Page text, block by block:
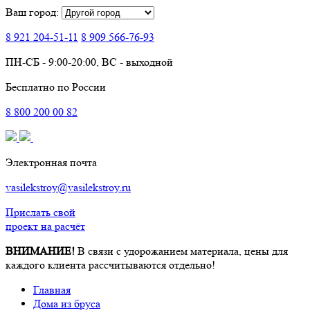
Ваш город:
8 921 204-51-11 8 909 566-76-93
ПН-СБ - 9:00-20:00, ВС - выходной
Бесплатно по России
8 800 200 00 82
Электронная почта
vasilekstroy@vasilekstroy.ru
Прислать свой
проект на расчёт
ВНИМАНИЕ! В связи с удорожанием материала, цены для
каждого клиента рассчитываются отдельно!
Главная
Дома из бруса